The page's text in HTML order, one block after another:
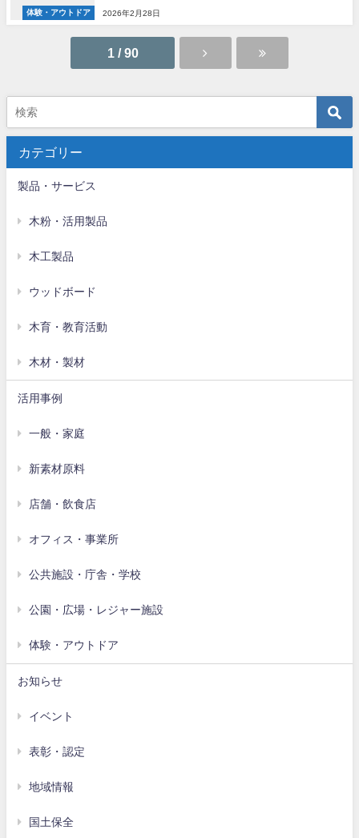
体験・アウトドア 2026年2月28日
1 / 90
カテゴリー
製品・サービス
木粉・活用製品
木工製品
ウッドボード
木育・教育活動
木材・製材
活用事例
一般・家庭
新素材原料
店舗・飲食店
オフィス・事業所
公共施設・庁舎・学校
公園・広場・レジャー施設
体験・アウトドア
お知らせ
イベント
表彰・認定
地域情報
国土保全